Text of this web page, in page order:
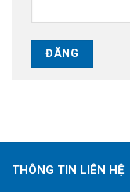
THÔNG TIN LIÊN HỆ